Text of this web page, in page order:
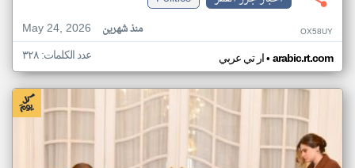
May 24, 2026
منذ شهرين OX58UY
ار تي عربي• arabic.rt.com عدد الكلمات: ٣٢٨